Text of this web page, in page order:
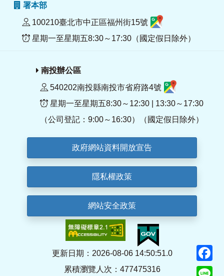
署本部
100210臺北市中正區福州街15號
星期一至星期五8:30～17:30（國定假日除外）
南投辦公區
540202南投縣南投市省府路4號
星期一至星期五8:30～12:30 | 13:30～17:30
（公司登記：9:00～16:30）（國定假日除外）
政府網站資料開放宣告
隱私權政策
網站安全政策
更新日期：2026-08-06 14:50:51.0
累積瀏覽人次：477475316